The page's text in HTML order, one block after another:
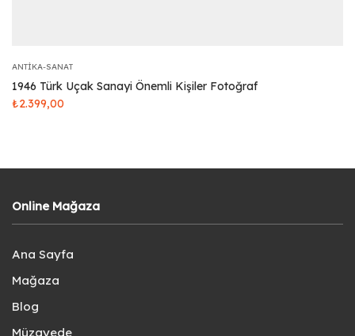
ANTIKA-SANAT
1946 Türk Uçak Sanayi Önemli Kişiler Fotoğraf
₺2.399,00
Online Mağaza
Ana Sayfa
Mağaza
Blog
Müzayede